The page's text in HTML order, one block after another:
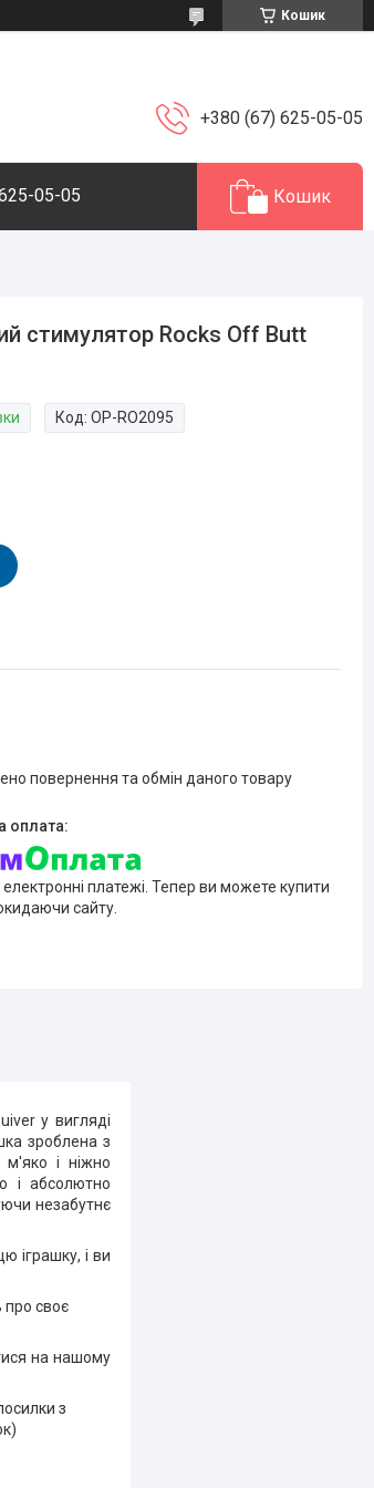
Кошик
+380 (67) 625-05-05
05-05 Кошик
стимулятор Rocks Off Butt
Код:OP-RO2095
електронні платежі. Тепер ви можете купити
сайту.
у вигляді
зроблена з
м'яко і ніжно
і абсолютно
незабутнє
іграшку, і ви
про своє
на нашому
з